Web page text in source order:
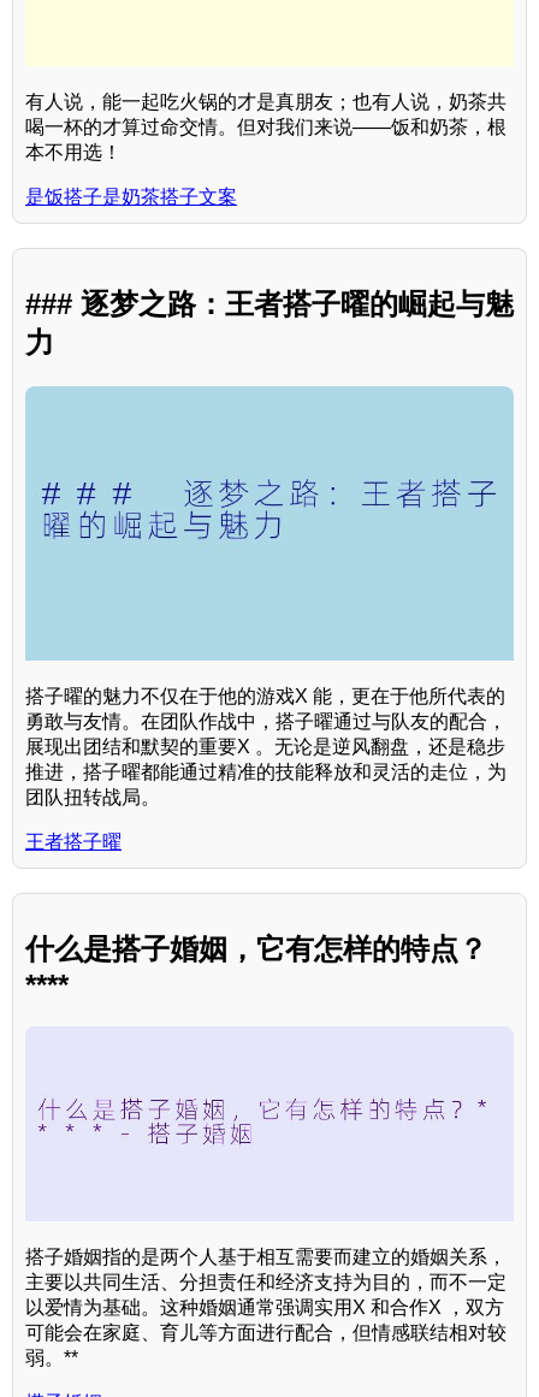
有人说，能一起吃火锅的才是真朋友；也有人说，奶茶共
喝一杯的才算过命交情。但对我们来说——饭和奶茶，根
本不用选！
是饭搭子是奶茶搭子文案
### 逐梦之路：王者搭子曜的崛起与魅
力
搭子曜的魅力不仅在于他的游戏X 能，更在于他所代表的
勇敢与友情。在团队作战中，搭子曜通过与队友的配合，
展现出团结和默契的重要X 。无论是逆风翻盘，还是稳步
推进，搭子曜都能通过精准的技能释放和灵活的走位，为
团队扭转战局。
王者搭子曜
什么是搭子婚姻，它有怎样的特点？
****
搭子婚姻指的是两个人基于相互需要而建立的婚姻关系，
主要以共同生活、分担责任和经济支持为目的，而不一定
以爱情为基础。这种婚姻通常强调实用X 和合作X ，双方
可能会在家庭、育儿等方面进行配合，但情感联结相对较
弱。**